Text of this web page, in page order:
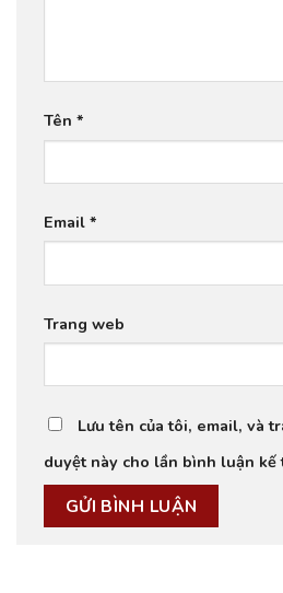
Tên *
Email *
Trang web
Lưu tên của tôi, email, và
duyệt này cho lần bình luận kế